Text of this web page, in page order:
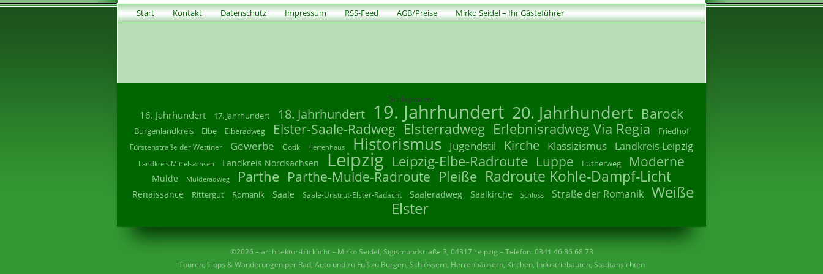
Start Kontakt Datenschutz Impressum RSS-Feed AGB/Preise Mirko Seidel – Ihr Gästeführer
Schlagwörter
16. Jahrhundert 17. Jahrhundert 18. Jahrhundert 19. Jahrhundert 20. Jahrhundert Barock
Burgenlandkreis Elbe Elberadweg Elster-Saale-Radweg Elsterradweg Erlebnisradweg Via Regia Friedhof
Fürstenstraße der Wettiner Gewerbe Gotik Herrenhaus Historismus Jugendstil Kirche Klassizismus Landkreis Leipzig
Landkreis Mittelsachsen Landkreis Nordsachsen Leipzig Leipzig-Elbe-Radroute Luppe Lutherweg Moderne
Mulde Mulderadweg Parthe Parthe-Mulde-Radroute Pleiße Radroute Kohle-Dampf-Licht
Renaissance Rittergut Romanik Saale Saale-Unstrut-Elster-Radacht Saaleradweg Saalkirche Schloss Straße der Romanik Weiße
Elster
©2026 – architektur-blicklicht – Mirko Seidel, Sigismundstraße 3, 04317 Leipzig – Telefon: 0341 46 86 68 73
Touren, Tipps & Wanderungen per Rad, Auto und zu Fuß zu Burgen, Schlössern, Herrenhäusern, Kirchen, Industriebauten, Stadtansichten